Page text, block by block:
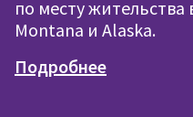
по месту
Montana и Alaska.
Подробнее